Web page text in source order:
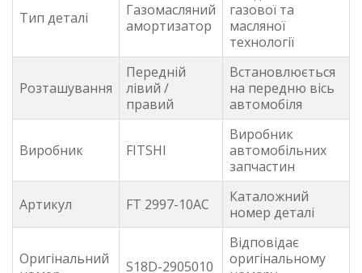
Тип деталі
Газомасляний
амортизатор
газової та
масляної
технології
Розташування
Передній
лівий /
правий
Встановлюється
на передню вісь
автомобіля
Виробник FITSHI
Виробник
автомобільних
запчастин
Артикул FT 2997-10AC
Каталожний
номер деталі
Оригінальний
S18D-2905010
Відповідає
оригінальному